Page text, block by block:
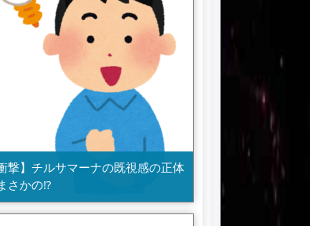
衝撃】チルサマーナの既視感の正体
さかの⁉️